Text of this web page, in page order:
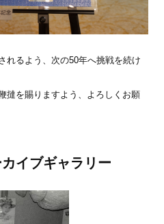
れるよう、次の50年へ挑戦を続け
撻を賜りますよう、よろしくお願
イブギャラリー